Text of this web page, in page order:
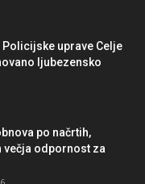
uprave Celje
ljubezensko
po načrtih,
večja odpornost za